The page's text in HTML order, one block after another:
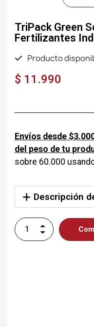
TriPack Green
Fertilizantes
Producto
$ 11.990
Envíos desde
del peso de tu
sobre 60.000
Descripción